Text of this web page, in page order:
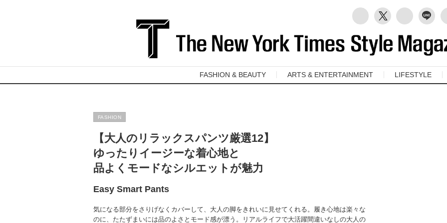
FASHION & BEAUTY ARTS & ENTERTAINMENT LIFESTYLE
FASHION
【大人のリラックスパンツ厳選12】
ゆったりイージーな着心地と
品よくモードなシルエットが魅力
Easy Smart Pants
気になる部分をさりげなくカバーして、大人の脚をきれいに見せてくれる。履き心地は楽々な
のに、たたずまいには品のよさとモード感が漂う。リアルライフで大活躍間違いなしの大人の